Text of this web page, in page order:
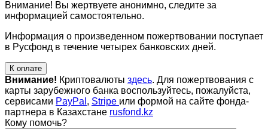
Внимание! Вы жертвуете анонимно, следите за
информацией самостоятельно.
Информация о произведенном пожертвовании поступает
в Русфонд в течение четырех банковских дней.
К оплате
Внимание! Криптовалюты здесь. Для пожертвования с
карты зарубежного банка воспользуйтесь, пожалуйста,
сервисами PayPal , Stripe или формой на сайте фонда-
партнера в Казахстане rusfond.kz
Кому помочь?